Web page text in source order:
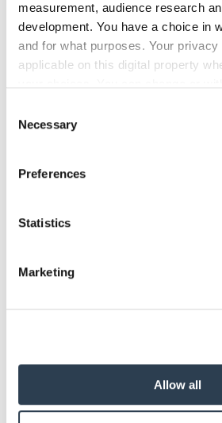
measurement, audience research
development. You have a choice in
and for what purposes. Your
applicable on this digital property
the Privacy trigger icon.
Collect information about your
Identify your device by actively
Find out more about how your
and set your preferences in the
provide social media features and
provided to them or that they’ve
Selection
Necessary
Preferences
Statistics
Marketing
Allow all
Kommentar schreiben
Name
Kommentar
Bitte geben Sie "Kommentar" rückwärts